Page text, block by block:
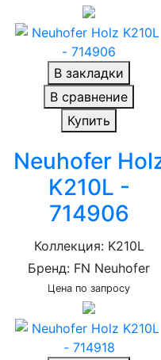
В закладки
В сравнение
Купить
Neuhofer
K210L -
714906
Коллекция: K210L
Бренд: FN Neuhofer
Цена по запросу